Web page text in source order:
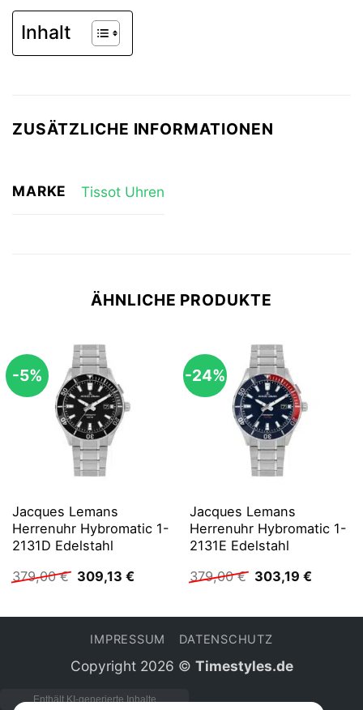
Inhalt
ZUSÄTZLICHE INFORMATIONEN
MARKE Tissot Uhren
ÄHNLICHE PRODUKTE
-5%
Jacques Lemans
Herrenuhr Hybromatic 1-
2131D Edelstahl
379,00€ Ursprünglicher
Preis
379,00 €
309,13 €Aktueller
309,13 €.
-24%
Jacques Lemans
Herrenuhr Hybromatic 1-
2131E Edelstahl
379,00€ Ursprünglicher
Preis
379,00 €
303,19 €
303,19
IMPRESSUM DATENSCHUTZ
Copyright 2026 © Timestyles.de